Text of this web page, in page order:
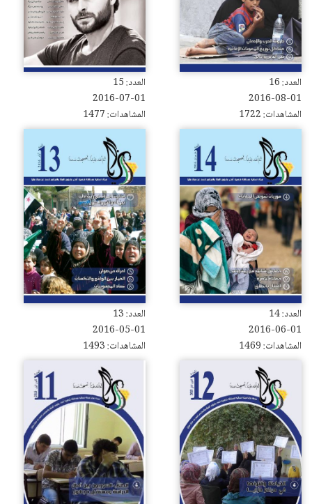
العدد: 16
2016-08-01
المشاهدات: 1722
العدد: 15
2016-07-01
المشاهدات: 1477
العدد: 14
2016-06-01
المشاهدات: 1469
العدد: 13
2016-05-01
المشاهدات: 1493